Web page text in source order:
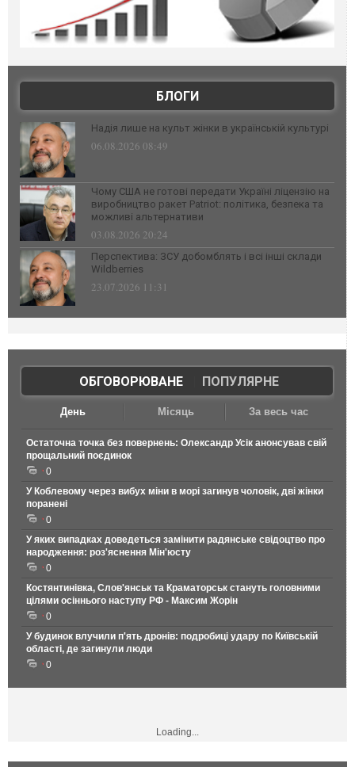
БЛОГИ
Надія лише на культ жінки в українській культурі
06.08.2026 08:49
Чому США не готові передати Україні ліцензію на
виробництво ракет Patriot: політика, безпека та
можливі альтернативи
03.08.2026 20:24
Перспектива: ЗСУ добомблять і всі інші склади
Wildberries
23.07.2026 11:31
ОБГОВОРЮВАНЕ| ПОПУЛЯРНЕ
День Місяць За весь час
Остаточна точка без повернень: Олександр Усік анонсував свій
прощальний поєдинок
0
У Коблевому через вибух міни в морі загинув чоловік, дві жінки
поранені
0
У яких випадках доведеться замінити радянське свідоцтво про
народження: роз'яснення Мін'юсту
0
Костянтинівка, Слов'янськ та Краматорськ стануть головними
цілями осіннього наступу РФ - Максим Жорін
0
У будинок влучили п'ять дронів: подробиці удару по Київській
області, де загинули люди
0
Loading...